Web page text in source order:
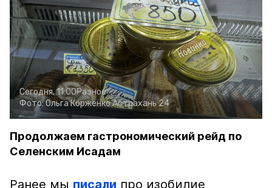
Сегодня, 11:00Разное
Фото:Ольга КорженкоАстрахань 24
Продолжаем гастрономический рейд по
Селенским Исадам
Ранее мы писали про изобилие